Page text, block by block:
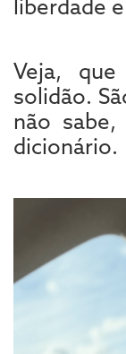
liberdade
Veja,
solidão.
não
dicionário.